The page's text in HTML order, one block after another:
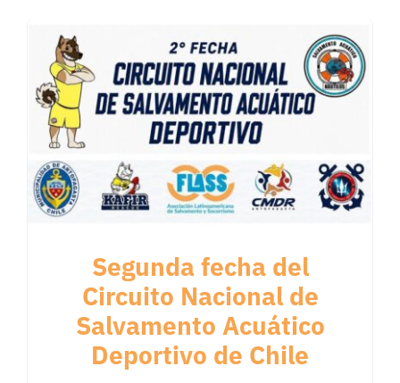
Segunda fecha del
Circuito Nacional de
Salvamento Acuático
Deportivo de Chile